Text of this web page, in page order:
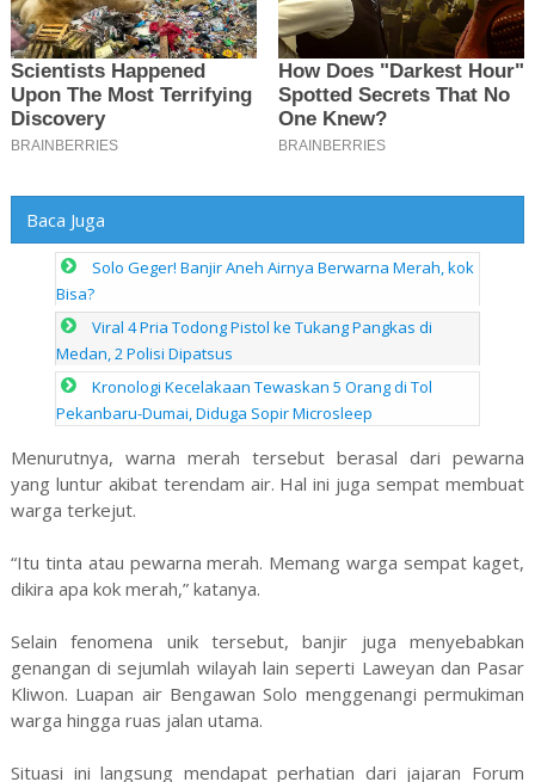
Baca Juga
Solo Geger! Banjir Aneh Airnya Berwarna Merah, kok
Bisa?
Viral 4 Pria Todong Pistol ke Tukang Pangkas di
Medan, 2 Polisi Dipatsus
Kronologi Kecelakaan Tewaskan 5 Orang di Tol
Pekanbaru-Dumai, Diduga Sopir Microsleep
Menurutnya, warna merah tersebut berasal dari pewarna
yang luntur akibat terendam air. Hal ini juga sempat membuat
warga terkejut.
“Itu tinta atau pewarna merah. Memang warga sempat kaget,
dikira apa kok merah,” katanya.
Selain fenomena unik tersebut, banjir juga menyebabkan
genangan di sejumlah wilayah lain seperti Laweyan dan Pasar
Kliwon. Luapan air Bengawan Solo menggenangi permukiman
warga hingga ruas jalan utama.
Situasi ini langsung mendapat perhatian dari jajaran Forum